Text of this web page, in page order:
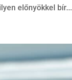
előnyökkel bír...